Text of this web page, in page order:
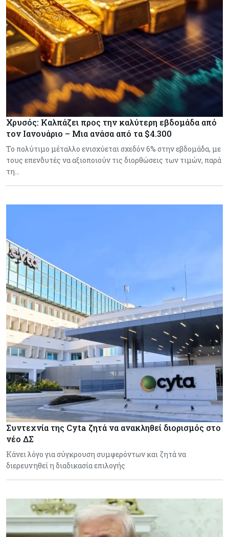
Χρυσός: Καλπάζει προς την καλύτερη εβδομάδα από
τον Ιανουάριο – Μια ανάσα από τα $4.300
Το πολύτιμο μέταλλο ενισχύεται σχεδόν 6% στην εβδομάδα, με
τους επενδυτές να αξιοποιούν τις διορθώσεις των τιμών, παρά
τη…
Συντεχνία της Cyta ζητά να ανακληθεί διορισμός στο
νέο ΔΣ
Κάνει λόγο για σύγκρουση συμφερόντων και ζητά να
διερευνηθεί η διαδικασία επιλογής